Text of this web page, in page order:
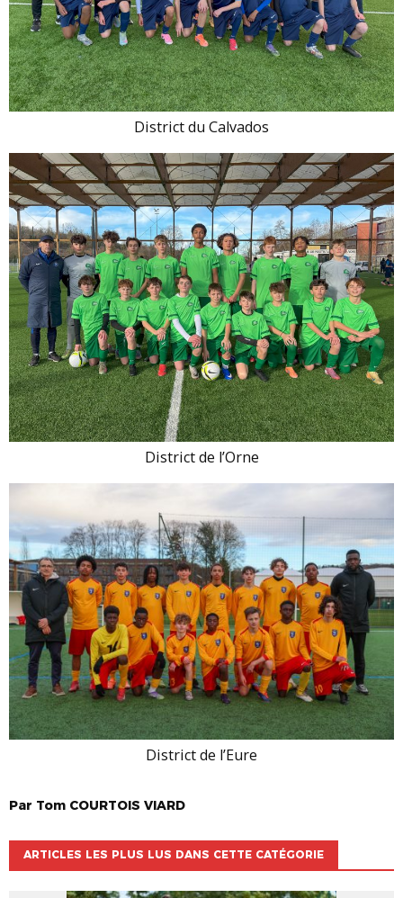
District du Calvados
District de l’Orne
District de l’Eure
Par Tom COURTOIS VIARD
ARTICLES LES PLUS LUS DANS CETTE CATÉGORIE